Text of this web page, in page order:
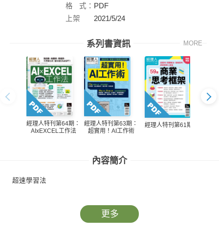
格
式： PDF
上架
2021/5/24
系列書資訊 MORE
經理人特刊第64期：
AIxEXCEL工作法
經理人特刊第63期：
超實用！AI工作術
經理人特刊第61期
內容簡介
超速學習法
更多